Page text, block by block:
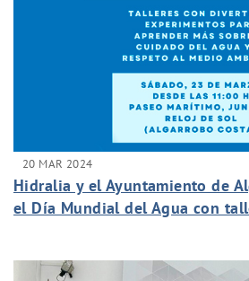
20 MAR 2024
Hidralia y el Ayuntamiento de
el Día Mundial del Agua con